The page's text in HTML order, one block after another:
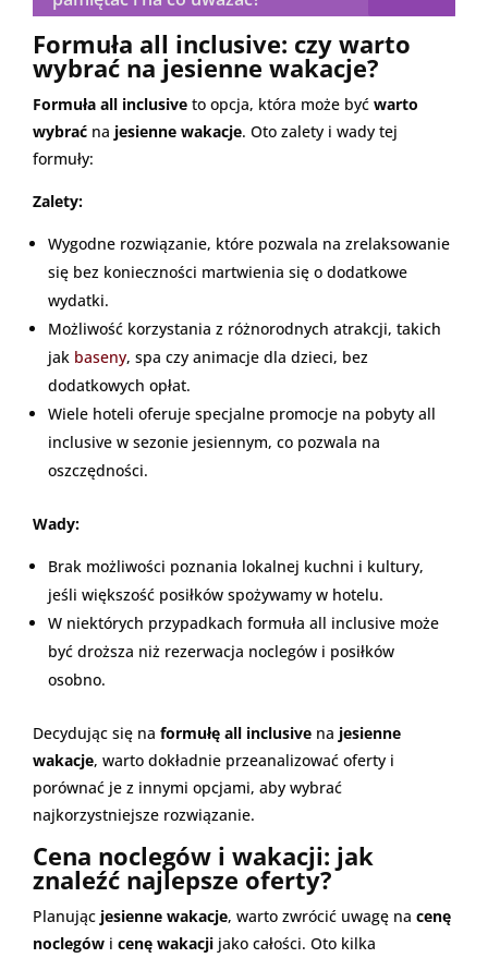
Formuła all inclusive: czy warto
wybrać na jesienne wakacje?
Formuła all inclusive to opcja, która może być warto
wybrać na jesienne wakacje. Oto zalety i wady tej
formuły:
Zalety:
Wygodne rozwiązanie, które pozwala na zrelaksowanie
się bez konieczności martwienia się o dodatkowe
wydatki.
Możliwość korzystania z różnorodnych atrakcji, takich
jak baseny, spa czy animacje dla dzieci, bez
dodatkowych opłat.
Wiele hoteli oferuje specjalne promocje na pobyty all
inclusive w sezonie jesiennym, co pozwala na
oszczędności.
Wady:
Brak możliwości poznania lokalnej kuchni i kultury,
jeśli większość posiłków spożywamy w hotelu.
W niektórych przypadkach formuła all inclusive może
być droższa niż rezerwacja noclegów i posiłków
osobno.
Decydując się na formułę all inclusive na jesienne
wakacje, warto dokładnie przeanalizować oferty i
porównać je z innymi opcjami, aby wybrać
najkorzystniejsze rozwiązanie.
Cena noclegów i wakacji: jak
znaleźć najlepsze oferty?
Planując jesienne wakacje, warto zwrócić uwagę na cenę
noclegów i cenę wakacji jako całości. Oto kilka